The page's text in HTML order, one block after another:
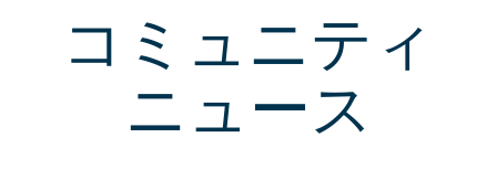
コミュニティ
ニュース